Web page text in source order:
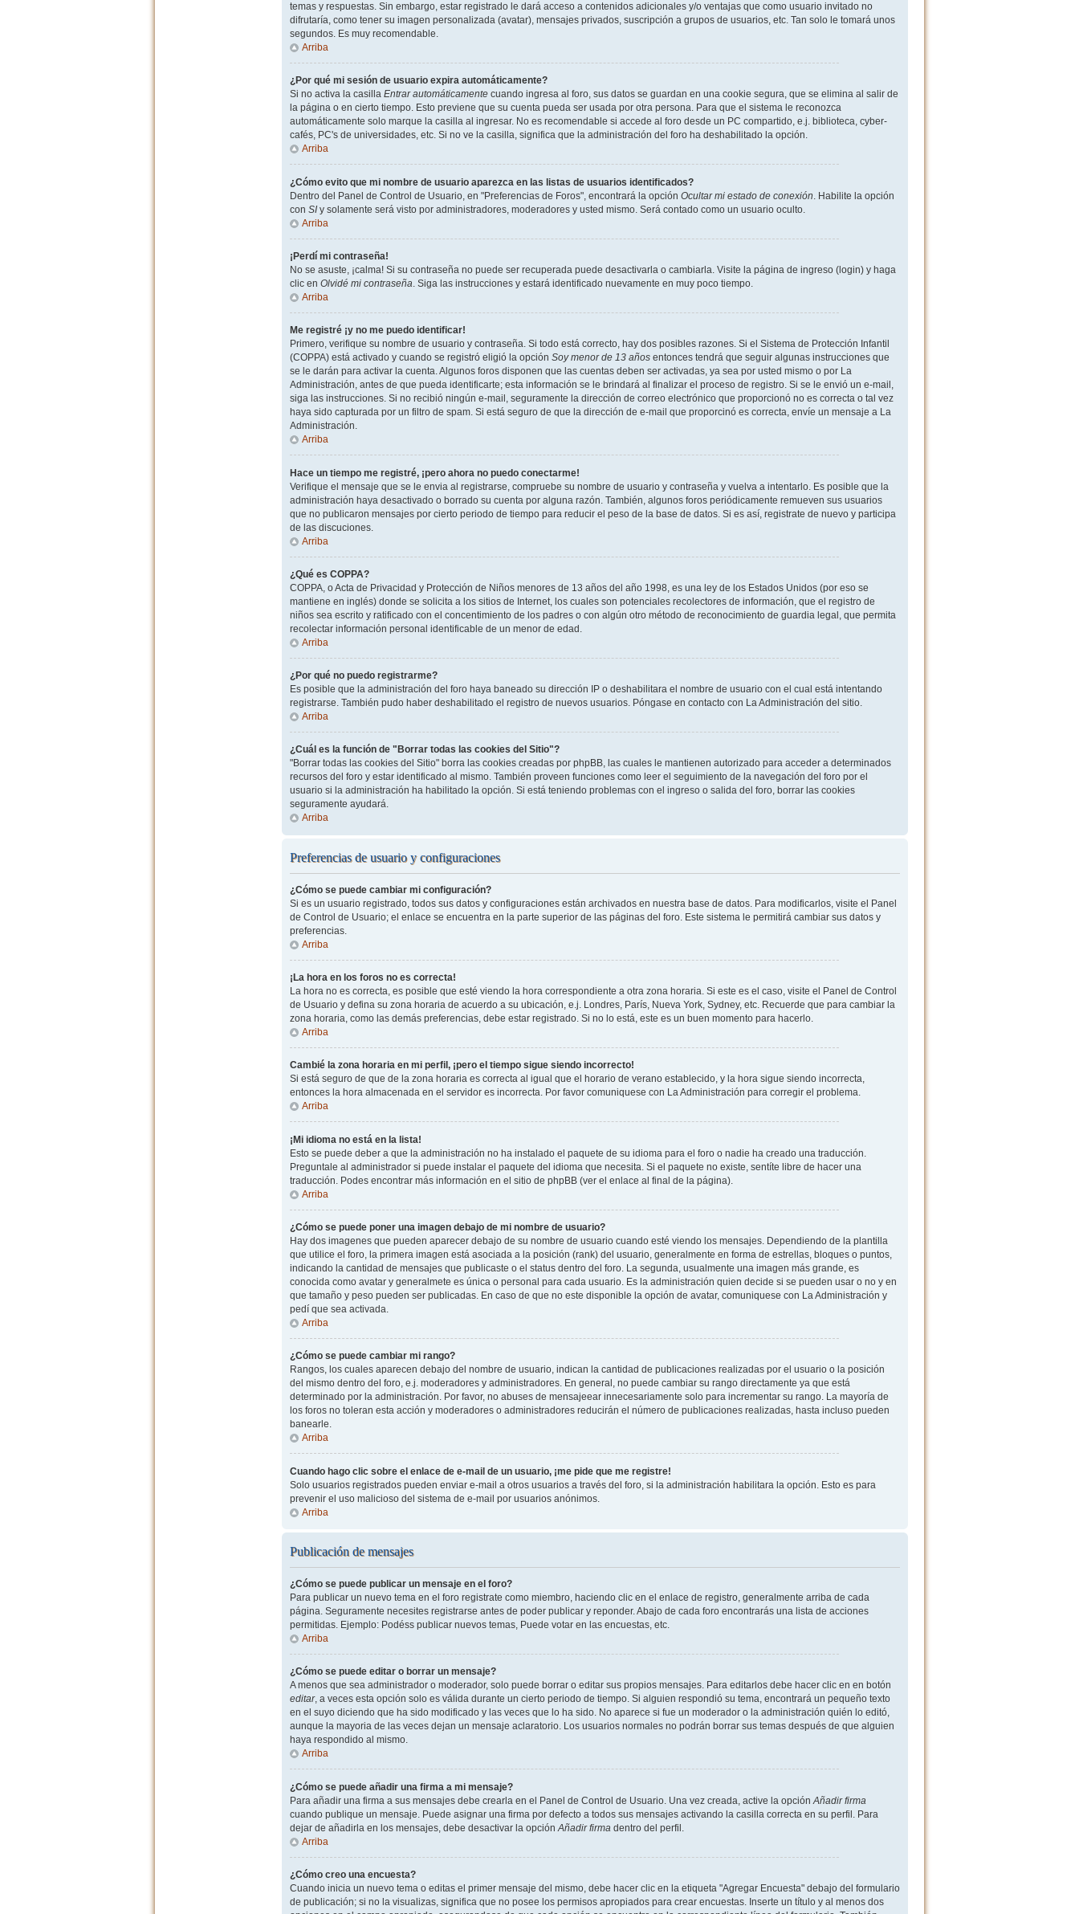
temas y respuestas. Sin embargo, estar registrado le dará acceso a contenidos adicionales y/o ventajas que como usuario invitado no
difrutaría, como tener su imagen personalizada (avatar), mensajes privados, suscripción a grupos de usuarios, etc. Tan solo le tomará unos
segundos. Es muy recomendable.
Arriba
¿Por qué mi sesión de usuario expira automáticamente?
Si no activa la casilla Entrar automáticamentecuando ingresa al foro, sus datos se guardan en una cookie segura, que se elimina al salir de
la página o en cierto tiempo. Esto previene que su cuenta pueda ser usada por otra persona. Para que el sistema le reconozca
automáticamente solo marque la casilla al ingresar. No es recomendable si accede al foro desde un PC compartido, e.j. biblioteca, cyber-
cafés, PC's de universidades, etc. Si no ve la casilla, significa que la administración del foro ha deshabilitado la opción.
Arriba
¿Cómo evito que mi nombre de usuario aparezca en las listas de usuarios identificados?
Dentro del Panel de Control de Usuario, en "Preferencias de Foros", encontrará la opción Ocultar mi estado de conexión . Habilite la opción
con SIy solamente será visto por administradores, moderadores y usted mismo. Será contado como un usuario oculto.
Arriba
¡Perdí mi contraseña!
No se asuste, ¡calma! Si su contraseña no puede ser recuperada puede desactivarla o cambiarla. Visite la página de ingreso (login) y haga
clic en Olvidé mi contraseña. Siga las instrucciones y estará identificado nuevamente en muy poco tiempo.
Arriba
Me registré ¡y no me puedo identificar!
Primero, verifique su nombre de usuario y contraseña. Si todo está correcto, hay dos posibles razones. Si el Sistema de Protección Infantil
(COPPA) está activado y cuando se registró eligió la opción Soy menor de 13 añosentonces tendrá que seguir algunas instrucciones que
se le darán para activar la cuenta. Algunos foros disponen que las cuentas deben ser activadas, ya sea por usted mismo o por La
Administración, antes de que pueda identificarte; esta información se le brindará al finalizar el proceso de registro. Si se le envió un e-mail,
siga las instrucciones. Si no recibió ningún e-mail, seguramente la dirección de correo electrónico que proporcionó no es correcta o tal vez
haya sido capturada por un filtro de spam. Si está seguro de que la dirección de e-mail que proporcinó es correcta, envíe un mensaje a La
Administración.
Arriba
Hace un tiempo me registré, ¡pero ahora no puedo conectarme!
Verifique el mensaje que se le envia al registrarse, compruebe su nombre de usuario y contraseña y vuelva a intentarlo. Es posible que la
administración haya desactivado o borrado su cuenta por alguna razón. También, algunos foros periódicamente remueven sus usuarios
que no publicaron mensajes por cierto periodo de tiempo para reducir el peso de la base de datos. Si es así, registrate de nuevo y participa
de las discuciones.
Arriba
¿Qué es COPPA?
COPPA, o Acta de Privacidad y Protección de Niños menores de 13 años del año 1998, es una ley de los Estados Unidos (por eso se
mantiene en inglés) donde se solicita a los sitios de Internet, los cuales son potenciales recolectores de información, que el registro de
niños sea escrito y ratificado con el concentimiento de los padres o con algún otro método de reconocimiento de guardia legal, que permita
recolectar información personal identificable de un menor de edad.
Arriba
¿Por qué no puedo registrarme?
Es posible que la administración del foro haya baneado su dirección IP o deshabilitara el nombre de usuario con el cual está intentando
registrarse. También pudo haber deshabilitado el registro de nuevos usuarios. Póngase en contacto con La Administración del sitio.
Arriba
¿Cuál es la función de "Borrar todas las cookies del Sitio"?
"Borrar todas las cookies del Sitio" borra las cookies creadas por phpBB, las cuales le mantienen autorizado para acceder a determinados
recursos del foro y estar identificado al mismo. También proveen funciones como leer el seguimiento de la navegación del foro por el
usuario si la administración ha habilitado la opción. Si está teniendo problemas con el ingreso o salida del foro, borrar las cookies
seguramente ayudará.
Arriba
Preferencias de usuario y configuraciones
¿Cómo se puede cambiar mi configuración?
Si es un usuario registrado, todos sus datos y configuraciones están archivados en nuestra base de datos. Para modificarlos, visite el Panel
de Control de Usuario; el enlace se encuentra en la parte superior de las páginas del foro. Este sistema le permitirá cambiar sus datos y
preferencias.
Arriba
¡La hora en los foros no es correcta!
La hora no es correcta, es posible que esté viendo la hora correspondiente a otra zona horaria. Si este es el caso, visite el Panel de Control
de Usuario y defina su zona horaria de acuerdo a su ubicación, e.j. Londres, París, Nueva York, Sydney, etc. Recuerde que para cambiar la
zona horaria, como las demás preferencias, debe estar registrado. Si no lo está, este es un buen momento para hacerlo.
Arriba
Cambié la zona horaria en mi perfil, ¡pero el tiempo sigue siendo incorrecto!
Si está seguro de que de la zona horaria es correcta al igual que el horario de verano establecido, y la hora sigue siendo incorrecta,
entonces la hora almacenada en el servidor es incorrecta. Por favor comuniquese con La Administración para corregir el problema.
Arriba
¡Mi idioma no está en la lista!
Esto se puede deber a que la administración no ha instalado el paquete de su idioma para el foro o nadie ha creado una traducción.
Preguntale al administrador si puede instalar el paquete del idioma que necesita. Si el paquete no existe, sentíte libre de hacer una
traducción. Podes encontrar más información en el sitio de phpBB (ver el enlace al final de la página).
Arriba
¿Cómo se puede poner una imagen debajo de mi nombre de usuario?
Hay dos imagenes que pueden aparecer debajo de su nombre de usuario cuando esté viendo los mensajes. Dependiendo de la plantilla
que utilice el foro, la primera imagen está asociada a la posición (rank) del usuario, generalmente en forma de estrellas, bloques o puntos,
indicando la cantidad de mensajes que publicaste o el status dentro del foro. La segunda, usualmente una imagen más grande, es
conocida como avatar y generalmete es única o personal para cada usuario. Es la administración quien decide si se pueden usar o no y en
que tamaño y peso pueden ser publicadas. En caso de que no este disponible la opción de avatar, comuniquese con La Administración y
pedí que sea activada.
Arriba
¿Cómo se puede cambiar mi rango?
Rangos, los cuales aparecen debajo del nombre de usuario, indican la cantidad de publicaciones realizadas por el usuario o la posición
del mismo dentro del foro, e.j. moderadores y administradores. En general, no puede cambiar su rango directamente ya que está
determinado por la administración. Por favor, no abuses de mensajeear innecesariamente solo para incrementar su rango. La mayoría de
los foros no toleran esta acción y moderadores o administradores reducirán el número de publicaciones realizadas, hasta incluso pueden
banearle.
Arriba
Cuando hago clic sobre el enlace de e-mail de un usuario, ¡me pide que me registre!
Solo usuarios registrados pueden enviar e-mail a otros usuarios a través del foro, si la administración habilitara la opción. Esto es para
prevenir el uso malicioso del sistema de e-mail por usuarios anónimos.
Arriba
Publicación de mensajes
¿Cómo se puede publicar un mensaje en el foro?
Para publicar un nuevo tema en el foro registrate como miembro, haciendo clic en el enlace de registro, generalmente arriba de cada
página. Seguramente necesites registrarse antes de poder publicar y reponder. Abajo de cada foro encontrarás una lista de acciones
permitidas. Ejemplo: Podéss publicar nuevos temas, Puede votar en las encuestas, etc.
Arriba
¿Cómo se puede editar o borrar un mensaje?
A menos que sea administrador o moderador, solo puede borrar o editar sus propios mensajes. Para editarlos debe hacer clic en en botón
editar, a veces esta opción solo es válida durante un cierto periodo de tiempo. Si alguien respondió su tema, encontrará un pequeño texto
en el suyo diciendo que ha sido modificado y las veces que lo ha sido. No aparece si fue un moderador o la administración quién lo editó,
aunque la mayoria de las veces dejan un mensaje aclaratorio. Los usuarios normales no podrán borrar sus temas después de que alguien
haya respondido al mismo.
Arriba
¿Cómo se puede añadir una firma a mi mensaje?
Para añadir una firma a sus mensajes debe crearla en el Panel de Control de Usuario. Una vez creada, active la opción Añadir firma
cuando publique un mensaje. Puede asignar una firma por defecto a todos sus mensajes activando la casilla correcta en su perfil. Para
dejar de añadirla en los mensajes, debe desactivar la opción Añadir firma dentro del perfil.
Arriba
¿Cómo creo una encuesta?
Cuando inicia un nuevo tema o editas el primer mensaje del mismo, debe hacer clic en la etiqueta "Agregar Encuesta" debajo del formulario
de publicación; si no la visualizas, significa que no posee los permisos apropiados para crear encuestas. Inserte un título y al menos dos